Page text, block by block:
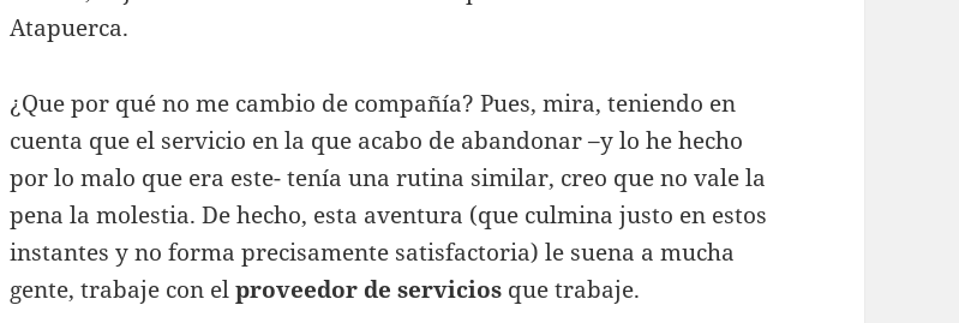
Atapuerca.
¿Que por qué no me cambio de compañía? Pues, mira, teniendo en
cuenta que el servicio en la que acabo de abandonar –y lo he hecho
por lo malo que era este- tenía una rutina similar, creo que no vale la
pena la molestia. De hecho, esta aventura (que culmina justo en estos
instantes y no forma precisamente satisfactoria) le suena a mucha
gente, trabaje con elproveedor de servicios que trabaje.